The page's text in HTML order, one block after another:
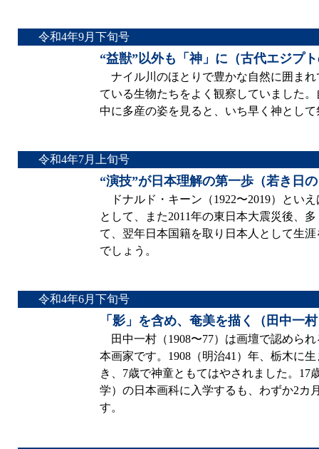
令和4年9月下旬号
“益獣”以外も「神」に（古代エジプ
ナイル川のほとりで豊かな自然に囲ま
ている生物たちをよく観察していました
中に多産の姿を見ると、いち早く神とし
令和4年7月上旬号
“演技”が日本理解の第一歩（若き日
ドナルド・キーン（1922〜2019）とい
として、また2011年の東日本大震災後、
て、翌年日本国籍を取り日本人として生
でしょう。
令和4年6月下旬号
「影」を含め、奄美を描く（田中一
田中一村（1908〜77）は画壇で認めら
本画家です。1908（明治41）年、栃木に
き、7歳で神童ともてはやされました。17
学）の日本画科に入学するも、わずか2カ
す。